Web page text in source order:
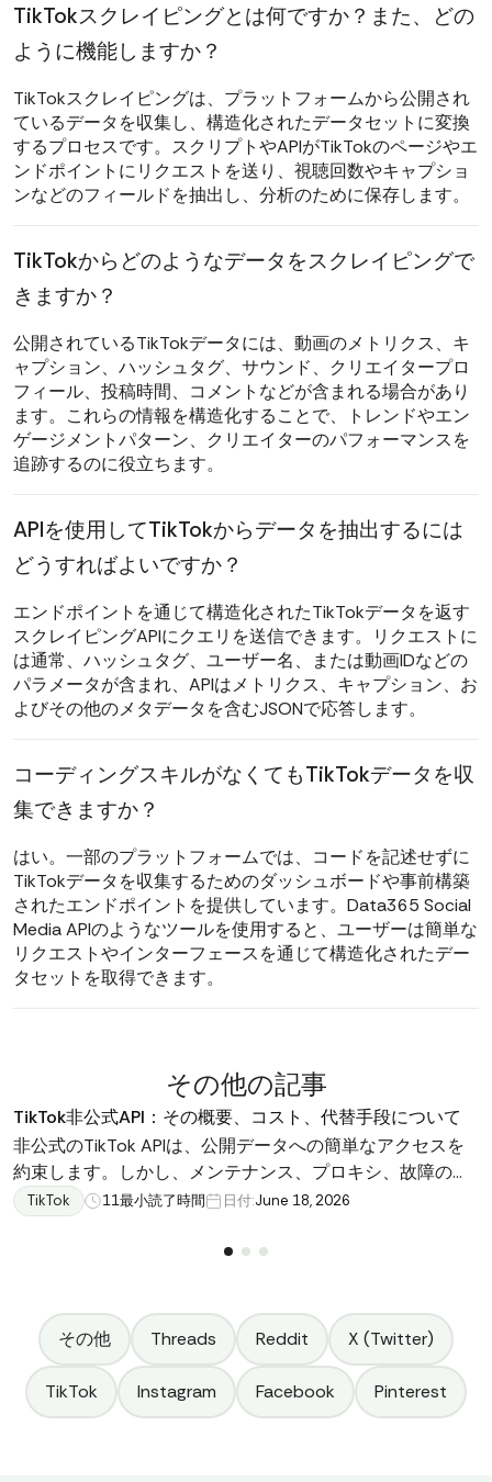
TikTokスクレイピングとは何ですか？また、どの
ように機能しますか？
TikTokスクレイピングは、プラットフォームから公開され
ているデータを収集し、構造化されたデータセットに変換
するプロセスです。スクリプトやAPIがTikTokのページやエ
ンドポイントにリクエストを送り、視聴回数やキャプショ
ンなどのフィールドを抽出し、分析のために保存します。
TikTokからどのようなデータをスクレイピングで
きますか？
公開されているTikTokデータには、動画のメトリクス、キ
ャプション、ハッシュタグ、サウンド、クリエイタープロ
フィール、投稿時間、コメントなどが含まれる場合があり
ます。これらの情報を構造化することで、トレンドやエン
ゲージメントパターン、クリエイターのパフォーマンスを
追跡するのに役立ちます。
APIを使用してTikTokからデータを抽出するには
どうすればよいですか？
エンドポイントを通じて構造化されたTikTokデータを返す
スクレイピングAPIにクエリを送信できます。リクエストに
は通常、ハッシュタグ、ユーザー名、または動画IDなどの
パラメータが含まれ、APIはメトリクス、キャプション、お
よびその他のメタデータを含むJSONで応答します。
コーディングスキルがなくてもTikTokデータを収
集できますか？
はい。一部のプラットフォームでは、コードを記述せずに
TikTokデータを収集するためのダッシュボードや事前構築
されたエンドポイントを提供しています。Data365 Social
Media APIのようなツールを使用すると、ユーザーは簡単な
リクエストやインターフェースを通じて構造化されたデー
タセットを取得できます。
その他の記事
TikTok非公式API：その概要、コスト、代替手段について
非公式のTikTok APIは、公開データへの簡単なアクセスを
約束します。しかし、メンテナンス、プロキシ、故障の実
態は異なります。
TikTok 11最小読了時間 日付:June 18, 2026
その他 Threads Reddit X (Twitter)
TikTok Instagram Facebook Pinterest